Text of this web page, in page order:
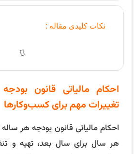
نکات کلیدی مقاله :
تغییرات مهم برای کسب‌وکارها
احکام مالیاتی قانون بودجه هر
هر سال برای سال بعد، تهیه و